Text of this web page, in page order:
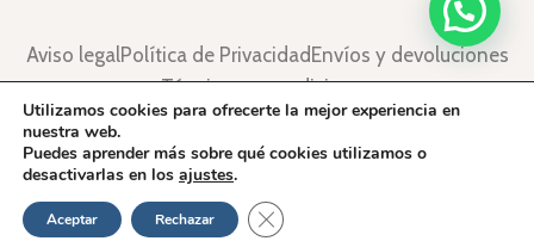
Aviso legalPolítica de PrivacidadEnvíos y devoluciones
Términos y condiciones
©Treboll Bebé ™2024.
Utilizamos cookies para ofrecerte la mejor experiencia en
nuestra web.
Puedes aprender más sobre qué cookies utilizamos o
desactivarlas en los ajustes.
Aceptar Rechazar Cerrar el banner de cookies RGPD